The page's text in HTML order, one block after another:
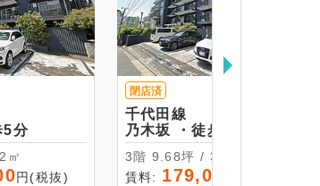
歩5分
㎡
円(税抜)
閉店済
千代田線
乃木坂 ・徒歩5分
3階 9.68坪 / 32㎡
賃料: 179,000